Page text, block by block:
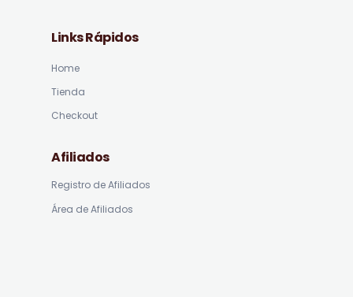
Links Rápidos
Home
Tienda
Checkout
Afiliados
Registro de Afiliados
Área de Afiliados